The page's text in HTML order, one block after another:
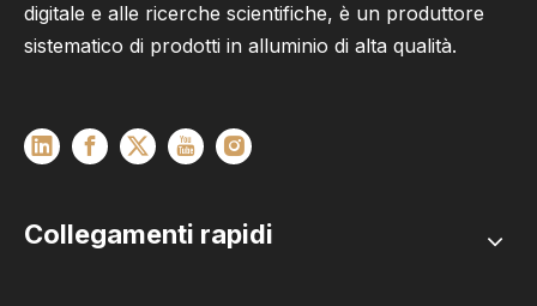
digitale e alle ricerche scientifiche, è un produttore
sistematico di prodotti in alluminio di alta qualità.
Collegamenti rapidi